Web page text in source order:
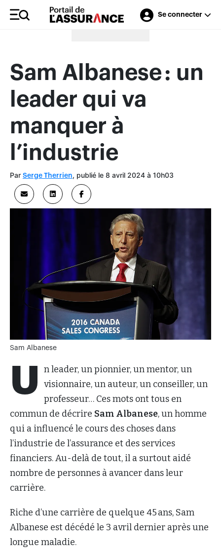
Se connecter
Merci à nos annonceurs
Sam Albanese : un
leader qui va
manquer à
l’industrie
Par Serge Therrien, publié le 8 avril 2024 à 10h03
Sam Albanese
U n leader, un pionnier, un mentor, un
visionnaire, un auteur, un conseiller, un
professeur… Ces mots ont tous en
commun de décrire Sam Albanese, un homme
qui a influencé le cours des choses dans
l’industrie de l’assurance et des services
financiers. Au-delà de tout, il a surtout aidé
nombre de personnes à avancer dans leur
carrière.
Riche d’une carrière de quelque 45 ans, Sam
Albanese est décédé le 3 avril dernier après une
longue maladie.